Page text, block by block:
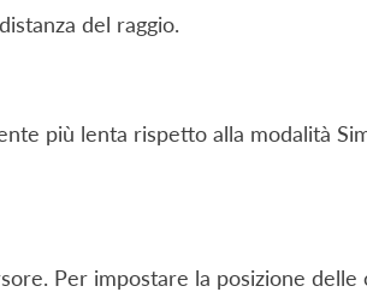
del raggio.
più lenta rispetto alla modalità
Per impostare la posizione delle